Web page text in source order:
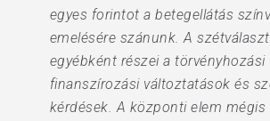
egyes forintot a betegellátás
emelésére szánunk. A
egyébként részei a törvényhozási
finanszírozási változtatások és
kérdések. A központi elem mégis